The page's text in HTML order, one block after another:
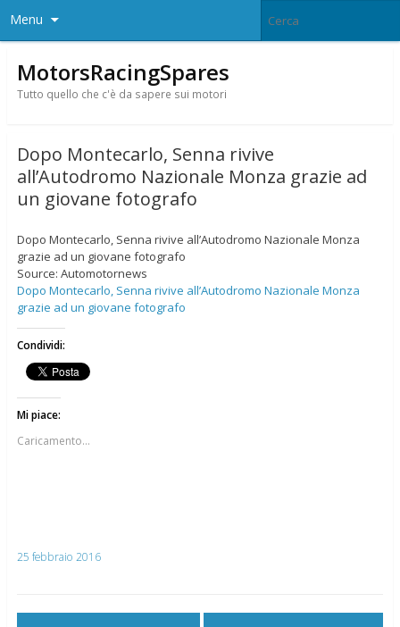
Menu
MotorsRacingSpares
Tutto quello che c'è da sapere sui motori
Dopo Montecarlo, Senna rivive
all’Autodromo Nazionale Monza grazie ad
un giovane fotografo
Dopo Montecarlo, Senna rivive all’Autodromo Nazionale Monza
grazie ad un giovane fotografo
Source: Automotornews
Dopo Montecarlo, Senna rivive all’Autodromo Nazionale Monza
grazie ad un giovane fotografo
Condividi:
Mi piace:
Caricamento...
25 febbraio 2016